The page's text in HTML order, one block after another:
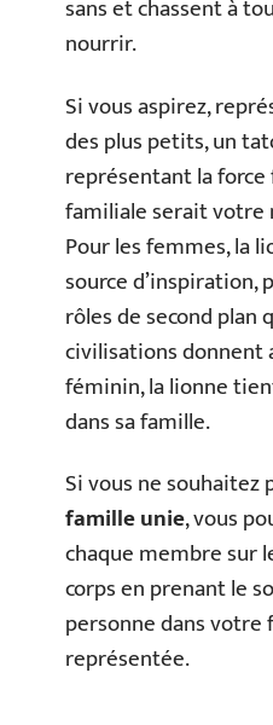
sans et chassent à
nourrir.
Si vous aspirez,
des plus petits, un
représentant la
familiale serait
Pour les femmes, la
source d’inspiration,
rôles de second plan
civilisations donnent
féminin, la lionne
dans sa famille.
Si vous ne souhaitez
famille unie, vous
chaque membre sur
corps en prenant le
personne dans
représentée.